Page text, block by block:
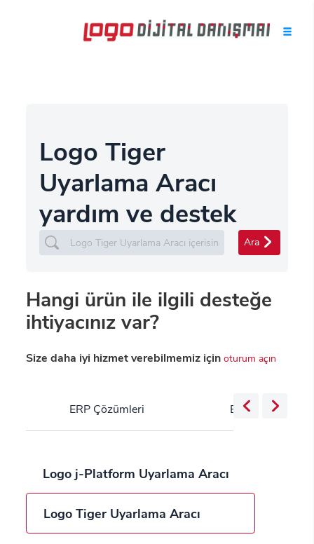
Logo Tiger
Uyarlama Aracı
yardım ve destek
Ara
Hangi ürün ile ilgili desteğe
ihtiyacınız var?
Size daha iyi hizmet verebilmemiz içinoturum açın
ERP Çözümleri Bulut Servisleri
Logo j-Platform Uyarlama Aracı
Logo Tiger Uyarlama Aracı